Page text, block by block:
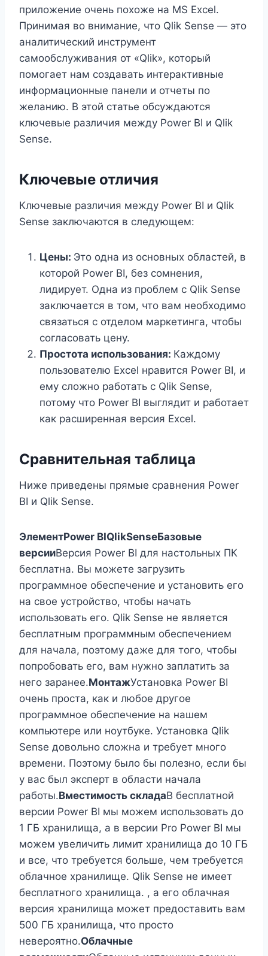
приложение очень похоже на MS Excel.
Принимая во внимание, что Qlik Sense — это
аналитический инструмент
самообслуживания от «Qlik», который
помогает нам создавать интерактивные
информационные панели и отчеты по
желанию. В этой статье обсуждаются
ключевые различия между Power BI и Qlik
Sense.
Ключевые отличия
Ключевые различия между Power BI и Qlik
Sense заключаются в следующем:
Цены: Это одна из основных областей, в
которой Power BI, без сомнения,
лидирует. Одна из проблем с Qlik Sense
заключается в том, что вам необходимо
связаться с отделом маркетинга, чтобы
согласовать цену.
Простота использования: Каждому
пользователю Excel нравится Power BI, и
ему сложно работать с Qlik Sense,
потому что Power BI выглядит и работает
как расширенная версия Excel.
Сравнительная таблица
Ниже приведены прямые сравнения Power
BI и Qlik Sense.
ЭлементPower BIQlikSenseБазовые
версииВерсия Power BI для настольных ПК
бесплатна. Вы можете загрузить
программное обеспечение и установить его
на свое устройство, чтобы начать
использовать его. Qlik Sense не является
бесплатным программным обеспечением
для начала, поэтому даже для того, чтобы
попробовать его, вам нужно заплатить за
него заранее.МонтажУстановка Power BI
очень проста, как и любое другое
программное обеспечение на нашем
компьютере или ноутбуке. Установка Qlik
Sense довольно сложна и требует много
времени. Поэтому было бы полезно, если бы
у вас был эксперт в области начала
работы.Вместимость складаВ бесплатной
версии Power BI мы можем использовать до
1 ГБ хранилища, а в версии Pro Power BI мы
можем увеличить лимит хранилища до 10 ГБ
и все, что требуется больше, чем требуется
облачное хранилище. Qlik Sense не имеет
бесплатного хранилища. , а его облачная
версия хранилища может предоставить вам
500 ГБ хранилища, что просто
невероятно.Облачные